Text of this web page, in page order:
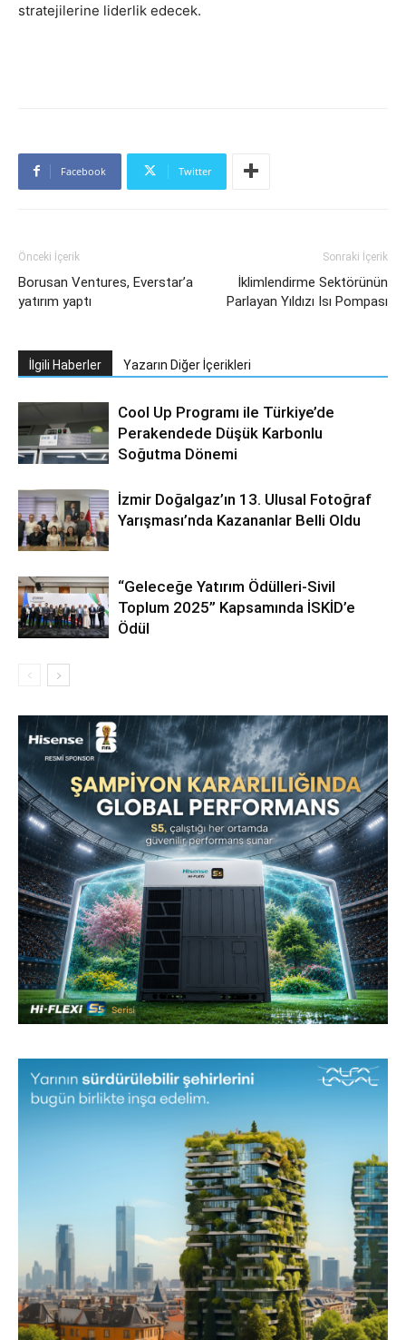
stratejilerine liderlik edecek.
Facebook Twitter
Önceki İçerik
Borusan Ventures, Everstar’a
yatırım yaptı
Sonraki İçerik
İklimlendirme Sektörünün
Parlayan Yıldızı Isı Pompası
İlgili Haberler Yazarın Diğer İçerikleri
Cool Up Programı ile Türkiye’de
Perakendede Düşük Karbonlu
Soğutma Dönemi
İzmir Doğalgaz’ın 13. Ulusal Fotoğraf
Yarışması’nda Kazananlar Belli Oldu
“Geleceğe Yatırım Ödülleri-Sivil
Toplum 2025” Kapsamında İSKİD’e
Ödül